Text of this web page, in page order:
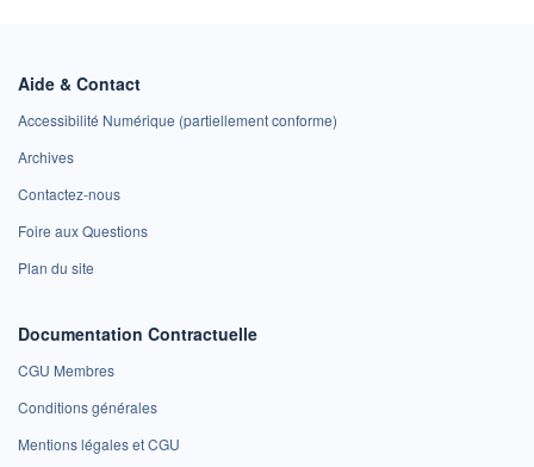
Aide & Contact
Accessibilité Numérique (partiellement conforme)
Archives
Contactez-nous
Foire aux Questions
Plan du site
Documentation Contractuelle
CGU Membres
Conditions générales
Mentions légales et CGU